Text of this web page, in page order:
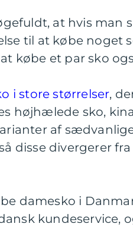
at hvis man
til at købe noget
købe et par sko
i store størrelser,
højhælede sko,
af
disse divergerer
damesko i
kundeservice,